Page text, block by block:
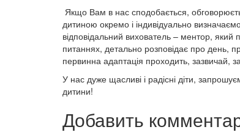
Якщо Вам в нас сподобається,
дитиною окремо і індивідуально
відповідальний вихователь – ментор, який
питаннях, детально розповідає про день,
первинна адаптація проходить, зазвичай,
У нас дуже щасливі і радісні діти,
дитини!
Добавить